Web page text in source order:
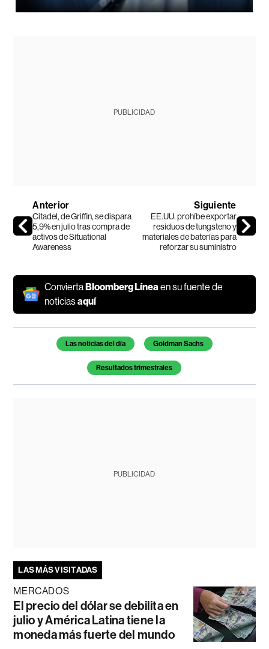
PUBLICIDAD
Anterior
Citadel, de Griffin, se dispara
5,9% en julio tras compra de
activos de Situational
Awareness
Siguiente
EE.UU. prohíbe exportar
residuos de tungsteno y
materiales de baterías para
reforzar su suministro
ConviertaBloomberg Línea en su fuente de
noticiasaquí
Temas de este artículo
Las noticias del día Goldman Sachs
Resultados trimestrales
PUBLICIDAD
LAS MÁS VISITADAS
MERCADOS
El precio del dólar se debilita en
julio y América Latina tiene la
moneda más fuerte del mundo